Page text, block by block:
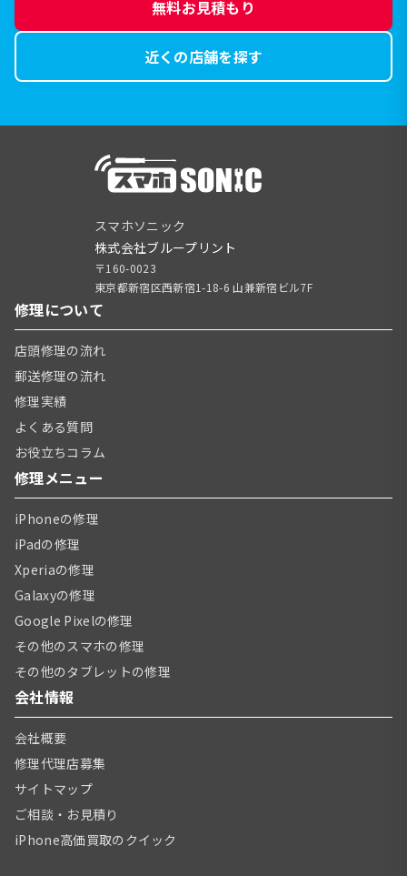
無料お見積もり
近くの店舗を探す
スマホソニック
株式会社ブループリント
〒160-0023
東京都新宿区西新宿1-18-6 山兼新宿ビル7F
修理について
店頭修理の流れ
郵送修理の流れ
修理実績
よくある質問
お役立ちコラム
修理メニュー
iPhoneの修理
iPadの修理
Xperiaの修理
Galaxyの修理
Google Pixelの修理
その他のスマホの修理
その他のタブレットの修理
会社情報
会社概要
修理代理店募集
サイトマップ
ご相談・お見積り
iPhone高価買取のクイック